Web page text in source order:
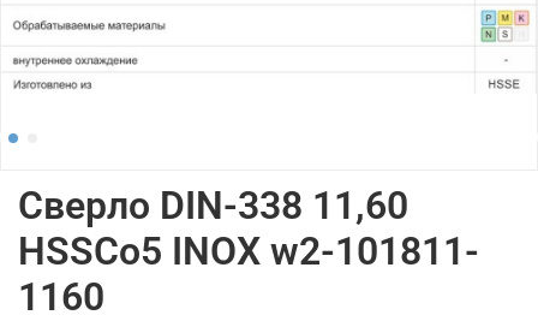
Сверло DIN-338 11,60
HSSCo5 INOX w2-101811-
1160